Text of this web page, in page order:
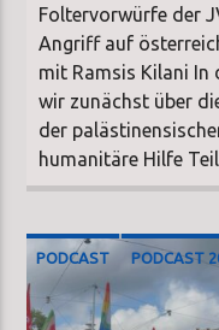
Foltervorwürfe der
Angriff auf
mit Ramsis Kilani In
wir zunächst über
der
humanitäre Hilfe
PODCAST PODCAST